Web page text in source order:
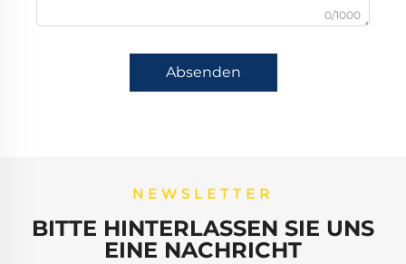
0/1000
Absenden
NEWSLETTER
BITTE HINTERLASSEN SIE UNS
EINE NACHRICHT